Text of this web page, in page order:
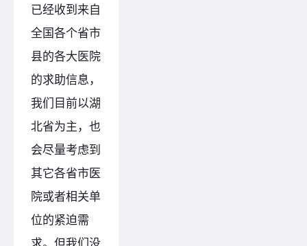
已经收到来自
全国各个省市
县的各大医院
的求助信息，
我们目前以湖
北省为主，也
会尽量考虑到
其它各省市医
院或者相关单
位的紧迫需
求。但我们没